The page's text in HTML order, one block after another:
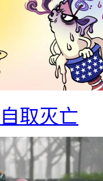
取灭亡